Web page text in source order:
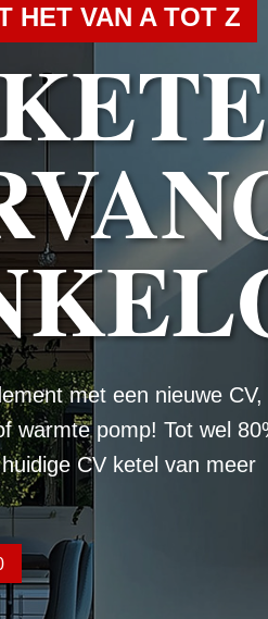
HET VAN A TOT Z
met een nieuwe CV,
warmte pomp! Tot wel
CV ketel van meer